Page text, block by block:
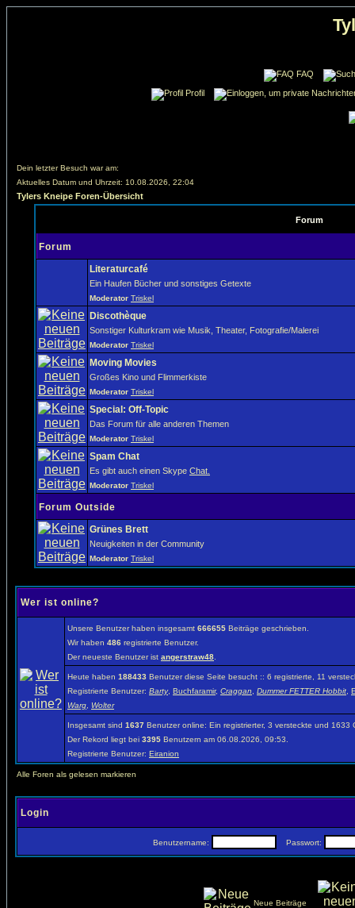
FAQ
Profil
Dein letzter Besuch war am:
Aktuelles Datum und Uhrzeit: 10.08.2026, 22:04
Tylers Kneipe Foren-Übersicht
Forum
Forum
Literaturcafé
Ein Haufen Bücher und sonstiges Getexte
Moderator Triskel
Discothèque
Sonstiger Kulturkram wie Musik, Theater, Fotografie/Malerei
Moderator Triskel
Moving Movies
Großes Kino und Flimmerkiste
Moderator Triskel
Special: Off-Topic
Das Forum für alle anderen Themen
Moderator Triskel
Spam Chat
Es gibt auch einen Skype Chat.
Moderator Triskel
Forum Outside
Grünes Brett
Neuigkeiten in der Community
Moderator Triskel
Wer ist online?
Unsere Benutzer haben insgesamt 666655 Beiträge geschrieben.
Wir haben 486 registrierte Benutzer.
Der neueste Benutzer ist angerstraw48
Heute haben 188433 Benutzer diese Seite besucht :: 6 registrierte, 11
Registrierte Benutzer: Barty, Buchfaramir, Craggan Dummer FETTER Hobbit
Warg
Wolter
Insgesamt sind 1637 Benutzer online: Ein registrierter, 3 versteckte und
Der Rekord liegt bei 3395 Benutzern am 06.08.2026, 09:53.
Registrierte Benutzer: Eiranion
Alle Foren als gelesen markieren
Login
Benutzername: Passwort:
Neue Beiträge